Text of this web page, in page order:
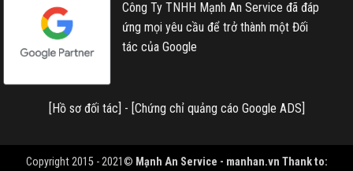
Công Ty TNHH Mạnh An Service đã đáp
ứng mọi yêu cầu để trở thành một Đối
tác của Google
Hồ sơ đối tác ] - [ Chứng chỉ quảng cáo Google ADS
Copyright 2015 - 2021© Mạnh An Service - manhan.vn Thank to: